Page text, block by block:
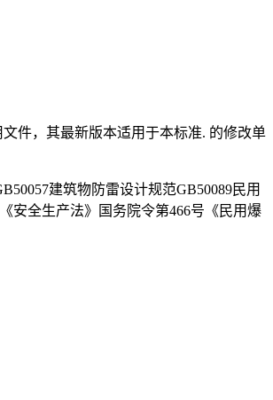
件，其最新版本适用于本标准. 的修改单
建筑物防雷设计规范GB50089民用
安全生产法》国务院令第466号《民用爆